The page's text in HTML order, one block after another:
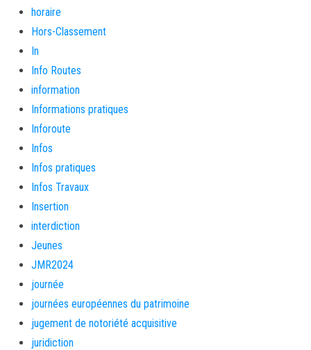
horaire
Hors-Classement
In
Info Routes
information
Informations pratiques
Inforoute
Infos
Infos pratiques
Infos Travaux
Insertion
interdiction
Jeunes
JMR2024
journée
journées européennes du patrimoine
jugement de notoriété acquisitive
juridiction